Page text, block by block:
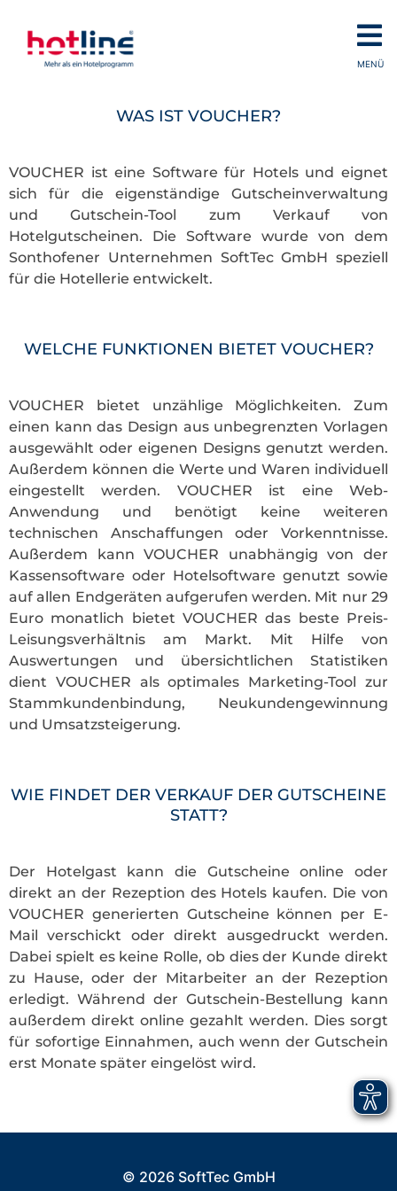
MENÜ
WAS IST VOUCHER?
VOUCHER ist eine Software für Hotels und eignet
sich für die eigenständige Gutscheinverwaltung
und Gutschein-Tool zum Verkauf von
Hotelgutscheinen. Die Software wurde von dem
Sonthofener Unternehmen SoftTec GmbH speziell
für die Hotellerie entwickelt.
WELCHE FUNKTIONEN BIETET VOUCHER?
VOUCHER bietet unzählige Möglichkeiten. Zum
einen kann das Design aus unbegrenzten Vorlagen
ausgewählt oder eigenen Designs genutzt werden.
Außerdem können die Werte und Waren individuell
eingestellt werden. VOUCHER ist eine Web-
Anwendung und benötigt keine weiteren
technischen Anschaffungen oder Vorkenntnisse.
Außerdem kann VOUCHER unabhängig von der
Kassensoftware oder Hotelsoftware genutzt sowie
auf allen Endgeräten aufgerufen werden. Mit nur 29
Euro monatlich bietet VOUCHER das beste Preis-
Leisungsverhältnis am Markt. Mit Hilfe von
Auswertungen und übersichtlichen Statistiken
dient VOUCHER als optimales Marketing-Tool zur
Stammkundenbindung, Neukundengewinnung
und Umsatzsteigerung.
WIE FINDET DER VERKAUF DER GUTSCHEINE
STATT?
Der Hotelgast kann die Gutscheine online oder
direkt an der Rezeption des Hotels kaufen. Die von
VOUCHER generierten Gutscheine können per E-
Mail verschickt oder direkt ausgedruckt werden.
Dabei spielt es keine Rolle, ob dies der Kunde direkt
zu Hause, oder der Mitarbeiter an der Rezeption
erledigt. Während der Gutschein-Bestellung kann
außerdem direkt online gezahlt werden. Dies sorgt
für sofortige Einnahmen, auch wenn der Gutschein
erst Monate später eingelöst wird.
© 2026 SoftTec GmbH